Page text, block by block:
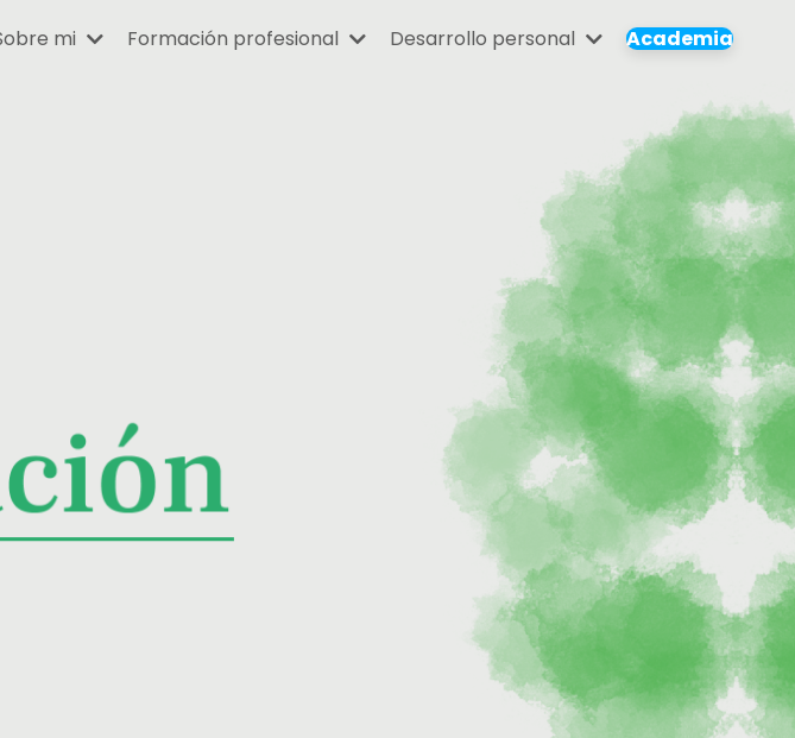
mi Formación profesional Desarrollo personal Academia